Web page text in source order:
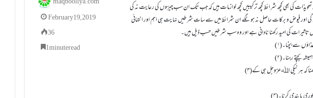
کی بھی کچھ شرائط کچھ ترکیبیں کچھ لوازمات ہیں کہ جب تک ان سب چیزوں کی رعایت نہ کی
اور فیوض و برکات حاصل نہ ہونگے ان شرائط میں سے سات شرطیں نہایت ہی اہم اور انتہائی
تاثیرات کی امید رکھنا نادانی ہے اور وہ سب شرطیں حسب ذیل ہیں۔
سے بچنا۔
بچتے رہنا۔
کہ ہر نیکی اﷲعزوجل ہی کے
February 19, 2019
36
1 minute read